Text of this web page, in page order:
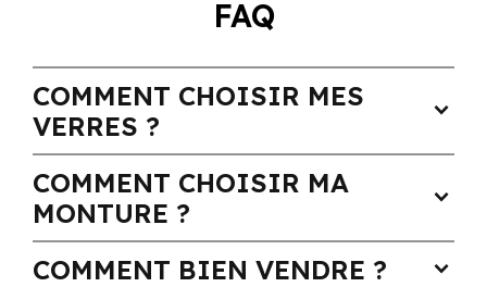
FAQ
COMMENT CHOISIR MES
VERRES ?
expand_more
COMMENT CHOISIR MA
MONTURE ?
expand_more
COMMENT BIEN VENDRE ? expand_more